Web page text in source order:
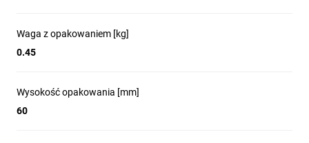
Jakie akcesoria można
zamontować do tego
Waga z opakowaniem [kg]
0.45
Wysokość opakowania [mm]
60